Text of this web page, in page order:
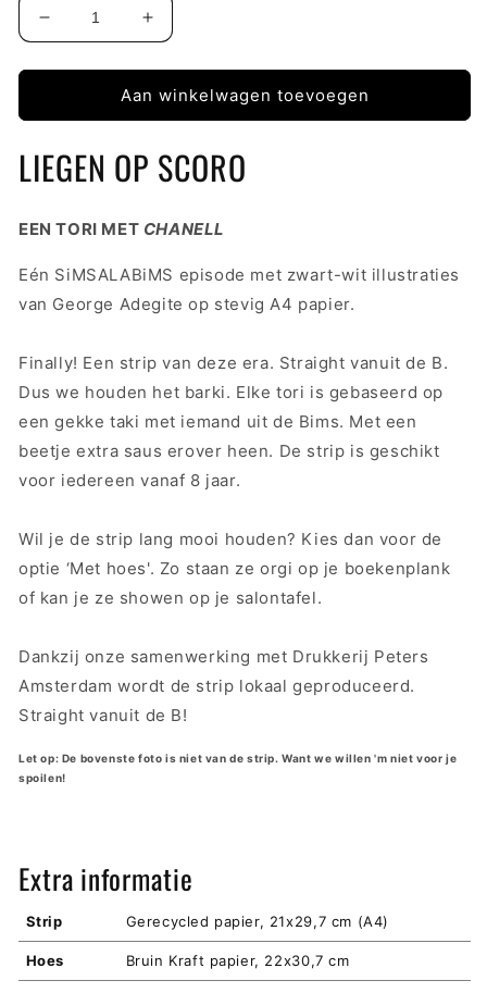
Aantal
verlagen
voor
2
Aantal
verhogen
voor
Episode
2
Aan winkelwagen toevoegen
LIEGEN OP SCORO
EEN TORI MET CHANELL
Eén SiMSALABiMS episode met zwart-wit illustraties
van George Adegite op stevig A4 papier.
Finally! Een strip van deze era. Straight vanuit de B.
Dus we houden het barki. Elke tori is gebaseerd op
een gekke taki met iemand uit de Bims. Met een
beetje extra saus erover heen. De strip is geschikt
voor iedereen vanaf 8 jaar.
Wil je de strip lang mooi houden? Kies dan voor de
optie ‘Met hoes'. Zo staan ze orgi op je boekenplank
of kan je ze showen op je salontafel.
Dankzij onze samenwerking met Drukkerij Peters
Amsterdam wordt de strip lokaal geproduceerd.
Straight vanuit de B!
Let op: De bovenste foto is niet van de strip. Want we willen 'm niet voor je
spoilen!
Extra informatie
Strip Gerecycled papier, 21x29,7 cm (A4)
Hoes Bruin Kraft papier, 22x30,7 cm